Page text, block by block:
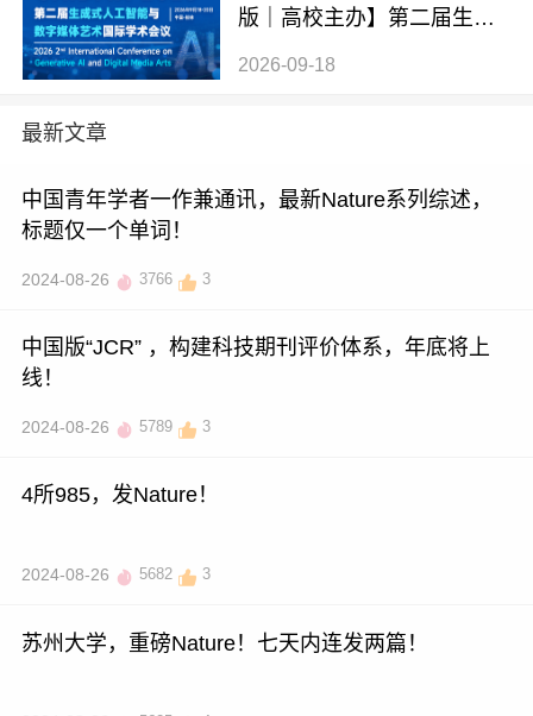
版｜高校主办】第二届生成
术会议 (GAIDMA 2026)
2026-09-18
最新文章
中国青年学者一作兼通讯，最新Nature系列综述，
标题仅一个单词！
2024-08-26 3766 3
中国版“JCR” ，构建科技期刊评价体系，年底将上
线！
2024-08-26 5789 3
4所985，发Nature！
2024-08-26 5682 3
苏州大学，重磅Nature！七天内连发两篇！